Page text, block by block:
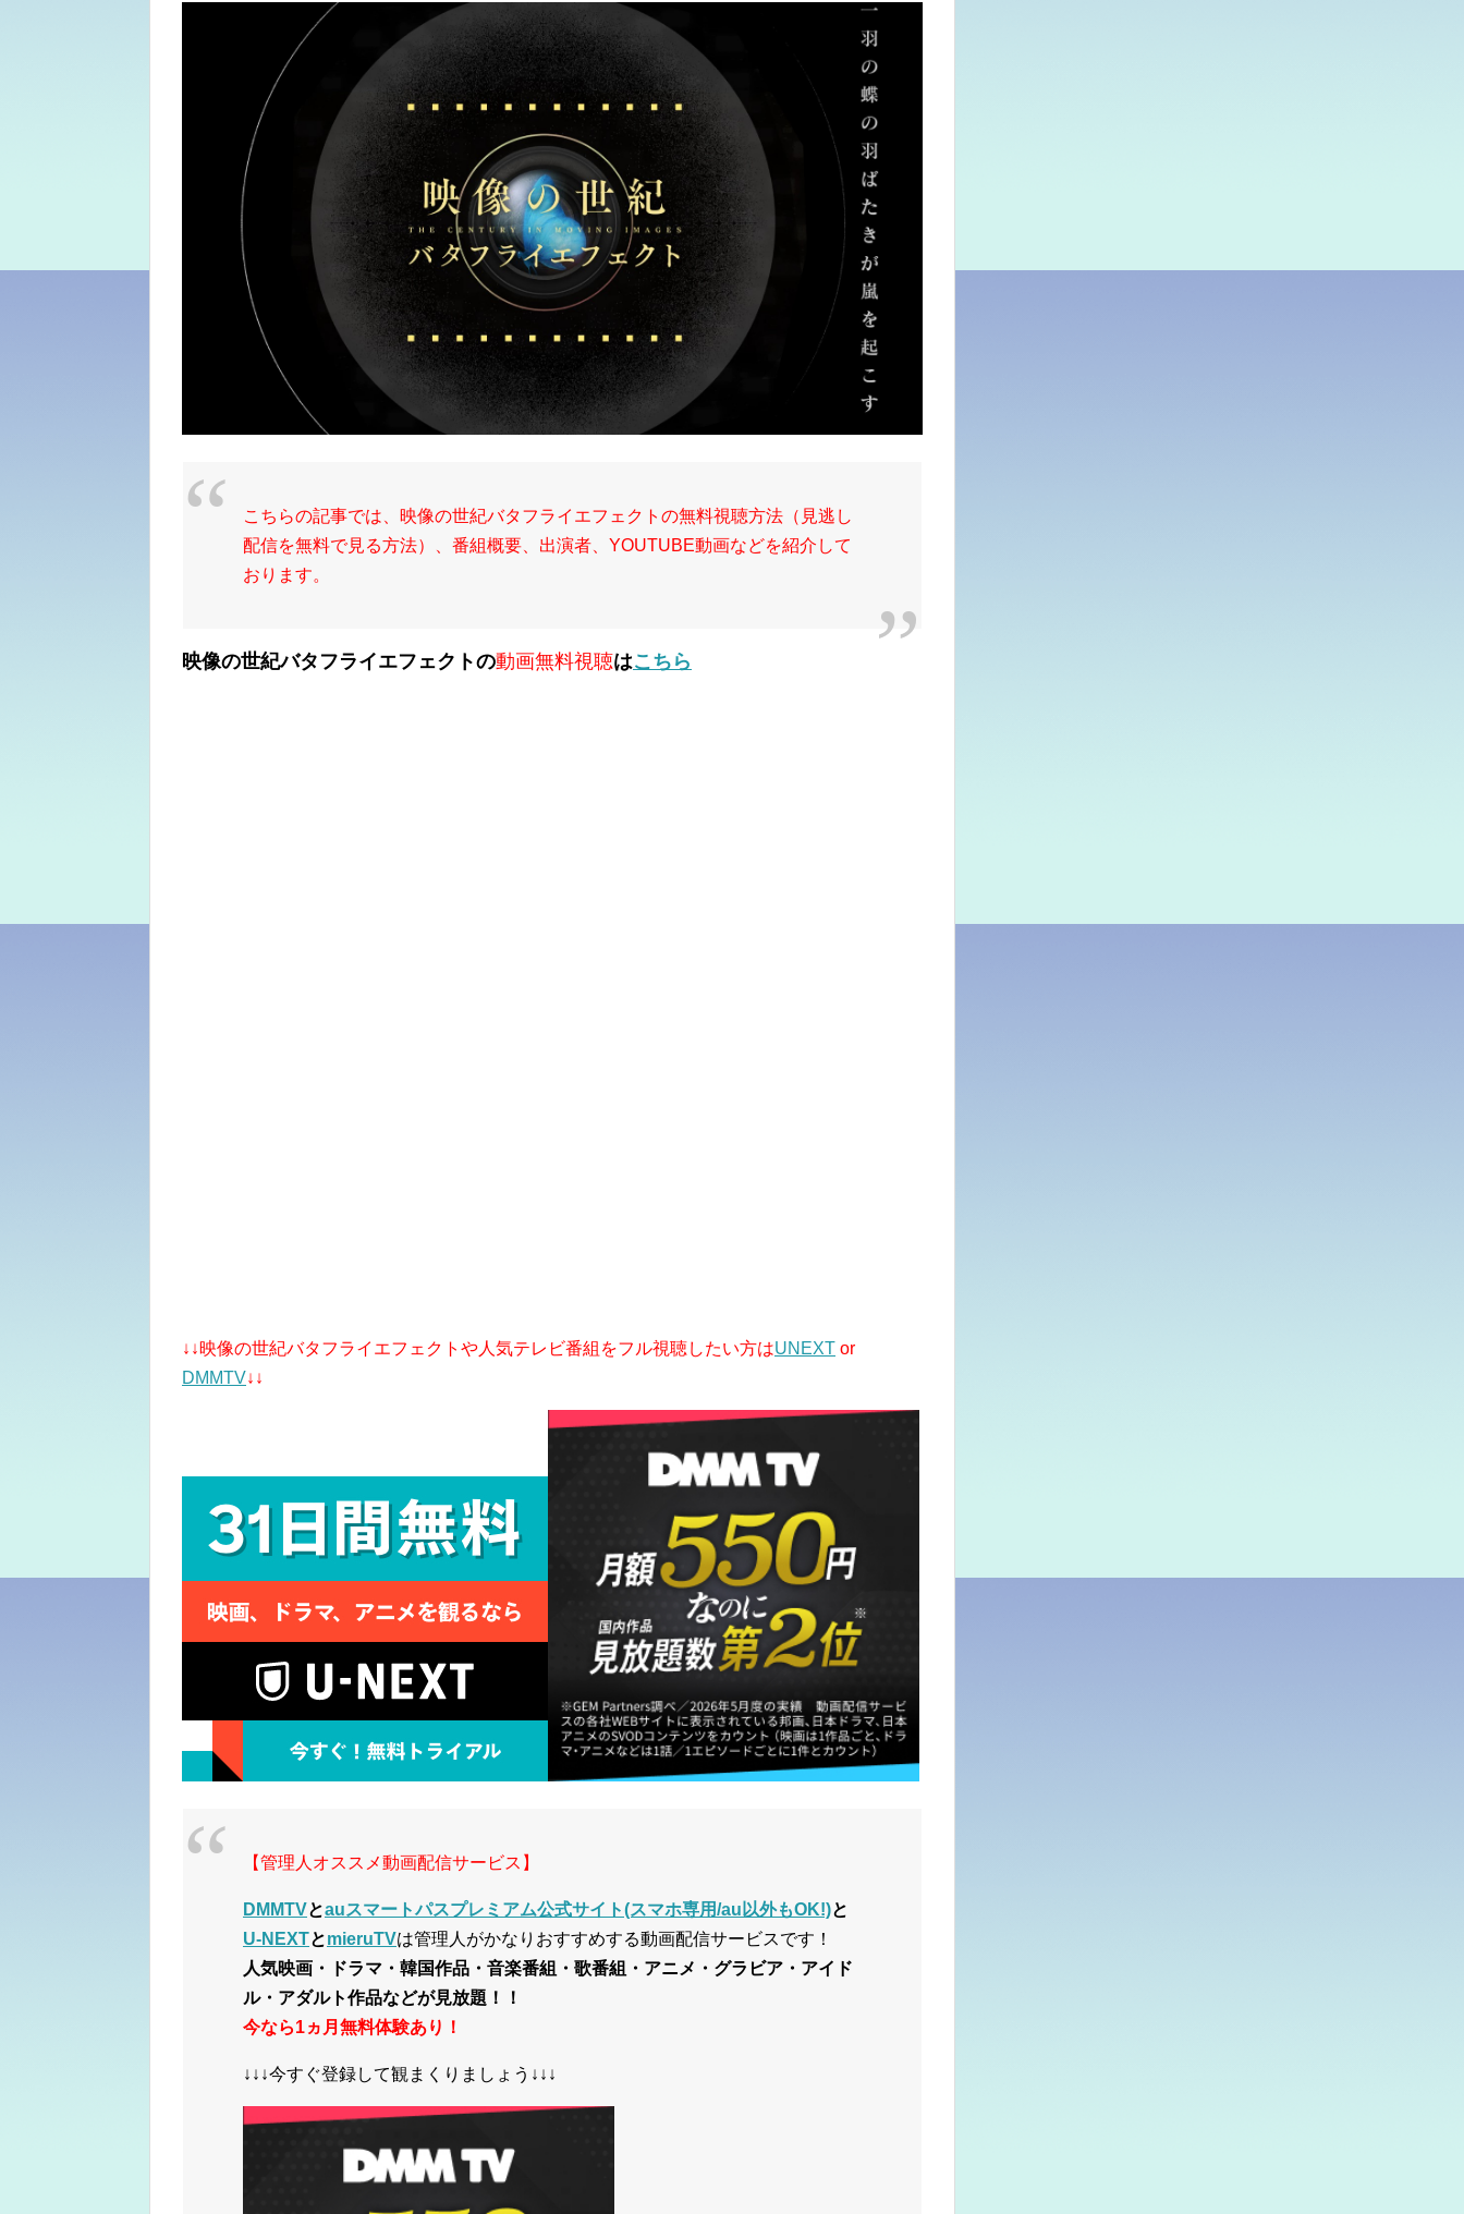
こちらの記事では、映像の世紀バタフライエフェクトの無料視聴方法（見逃し
配信を無料で見る方法）、番組概要、出演者、YOUTUBE動画などを紹介して
おります。
映像の世紀バタフライエフェクトの動画無料視聴はこちら
↓↓映像の世紀バタフライエフェクトや人気テレビ番組をフル視聴したい方はUNEXT or
DMMTV↓↓
【管理人オススメ動画配信サービス】
DMMTVとauスマートパスプレミアム公式サイト(スマホ専用/au以外もOK!)と
U-NEXTとmieruTVは管理人がかなりおすすめする動画配信サービスです！
人気映画・ドラマ・韓国作品・音楽番組・歌番組・アニメ・グラビア・アイド
ル・アダルト作品などが見放題！！
今なら1ヵ月無料体験あり！
↓↓↓今すぐ登録して観まくりましょう↓↓↓